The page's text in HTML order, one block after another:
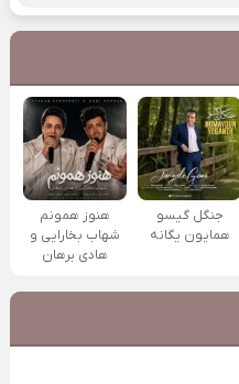
جنگل گیسو
همایون یگانه
هنوز همونم
شهاب بخارایی و
هادی برهان